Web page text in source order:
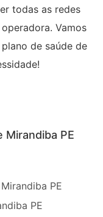
todas as redes
Vamos
de saúde de
Mirandiba PE
PE
PE